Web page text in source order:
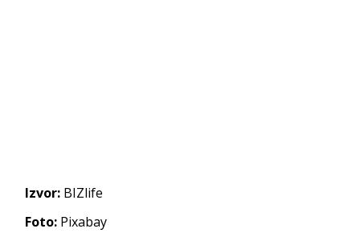
Izvor: BIZlife
Foto: Pixabay